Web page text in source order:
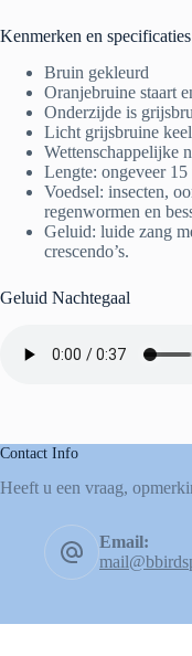
Kenmerken en
Bruin gekleurd
Oranjebruine staart
Onderzijde is
Licht grijsbruine keel
Wettenschappelijke
Lengte: ongeveer
Voedsel: insecten,
regenwormen en
Geluid: luide zang
crescendo’s.
Geluid Nachtegaal
Contact Info
Heeft u een vraag,
Email: